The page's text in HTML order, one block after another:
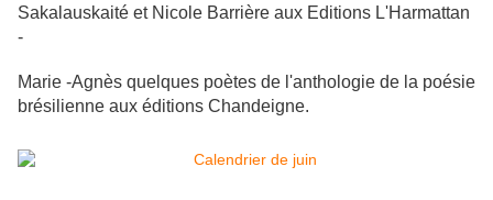
Sakalauskaité et Nicole Barrière aux Editions L'Harmattan
-
Marie -Agnès quelques poètes de l'anthologie de la poésie
brésilienne aux éditions Chandeigne.